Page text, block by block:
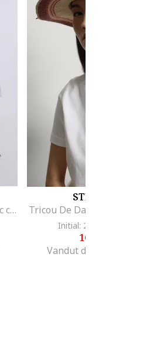
Tricou regular-fit de bumbac cu aplicatie din strasuri, Alb optic
STEFANEL
Tricou De Dama Alb
Initial: 275
165
Vandut de Unic Brands